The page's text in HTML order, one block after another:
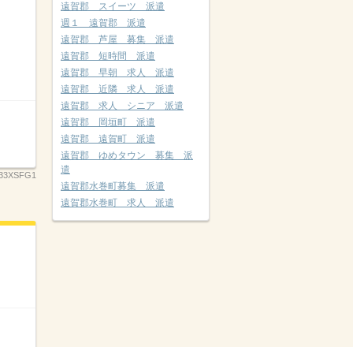
遠賀郡 スイーツ 派遣
週１ 遠賀郡 派遣
遠賀郡 芦屋 募集 派遣
遠賀郡 短時間 派遣
遠賀郡 早朝 求人 派遣
遠賀郡 近隣 求人 派遣
遠賀郡 求人 シニア 派遣
遠賀郡 岡垣町 派遣
遠賀郡 遠賀町 派遣
遠賀郡 ゆめタウン 募集 派
遣
遠賀郡水巻町募集 派遣
遠賀郡水巻町 求人 派遣